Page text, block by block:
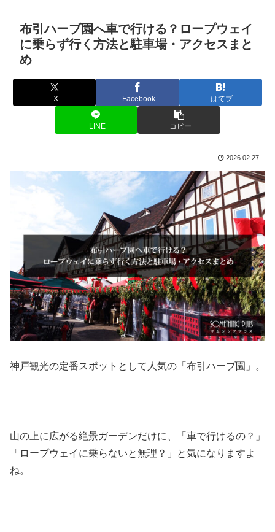
布引ハーブ園へ車で行ける？ロープウェイ
に乗らず行く方法と駐車場・アクセスまと
め
X Facebook はてブ
LINE コピー
2026.02.27
神戸観光の定番スポットとして人気の「布引ハーブ園」。
山の上に広がる絶景ガーデンだけに、「車で行けるの？」
「ロープウェイに乗らないと無理？」と気になりますよ
ね。